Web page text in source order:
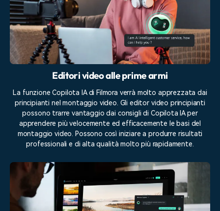
Editori video alle prime armi
La funzione Copilota IA di Filmora verrà molto apprezzata dai
principianti nel montaggio video. Gli editor video principianti
possono trarre vantaggio dai consigli di Copilota IA per
apprendere più velocemente ed efficacemente le basi del
montaggio video. Possono così iniziare a produrre risultati
professionali e di alta qualità molto più rapidamente.